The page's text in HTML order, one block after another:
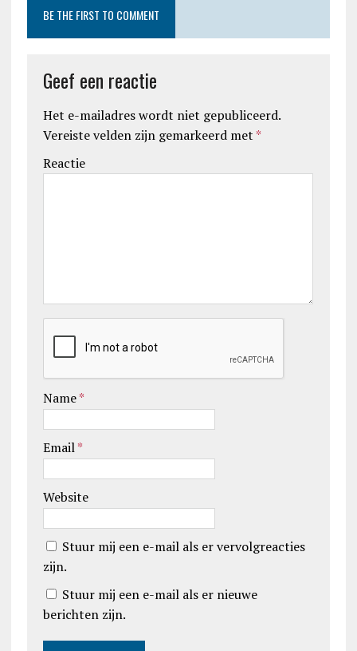
BE THE FIRST TO COMMENT
Geef een reactie
Het e-mailadres wordt niet gepubliceerd.
Vereiste velden zijn gemarkeerd met *
Reactie
Name*
Email*
Website
Stuur mij een e-mail als er vervolgreacties
zijn.
Stuur mij een e-mail als er nieuwe
berichten zijn.